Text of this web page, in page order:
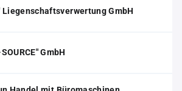
Liegenschaftsverwertung GmbH
GmbH